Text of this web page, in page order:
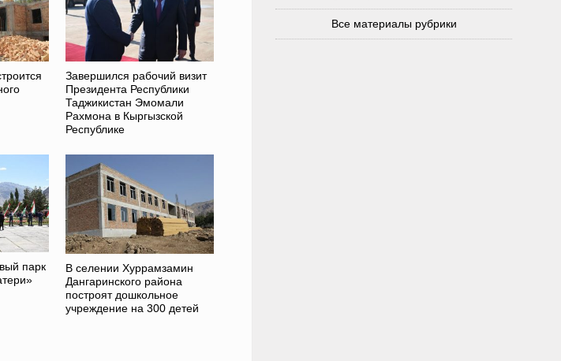
Завершился рабочий визит
Президента Республики
Таджикистан Эмомали
Рахмона в Кыргызской
Республике
парк
В селении Хуррамзамин
Дангаринского района
построят дошкольное
учреждение на 300 детей
Все материалы рубрики